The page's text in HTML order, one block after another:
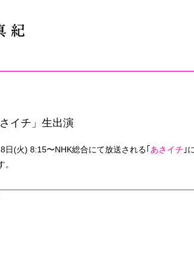
イチ」生出演
日(火) 8:15〜NHK総合にて放送される｢ あさイチ ｣
。